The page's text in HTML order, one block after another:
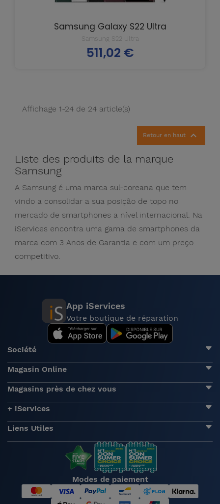
Samsung Galaxy S22 Ultra
Samsung S22 Ultra
Prix
511,02 €
Affichage 1-24 de 24 article(s)
Retour en haut 
Liste des produits de la marque
Samsung
A Samsung é uma marca sul-coreana que tem
vindo a consolidar a sua posição de topo no
mercado de smartphones a nível internacional. Na
iServices encontra uma gama de smartphones da
marca com 3 Anos de Garantia e com um preço
competitivo.
App iServices
Votre boutique de réparation
Société
Magasin Online
Magasins près de chez vous
+ iServices
Liens Utiles
Modes de paiement